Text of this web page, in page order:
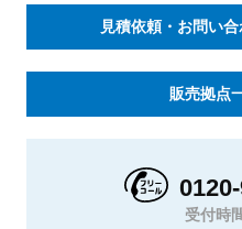
見積依頼・お問い
販売拠点
受付時